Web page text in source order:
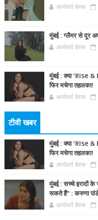
आर्यावर्त डेस्क
मुंबई : ग्लैमर से दूर
आर्यावर्त डेस्क
मुंबई : क्या ‘Rise &
फिर मचेगा तहलका!
आर्यावर्त डेस्क
टीवी खबर
मुंबई : क्या ‘Rise &
फिर मचेगा तहलका!
आर्यावर्त डेस्क
मुंबई : सच्चे इरादों के
सकते हैं” : करुणा
आर्यावर्त डेस्क